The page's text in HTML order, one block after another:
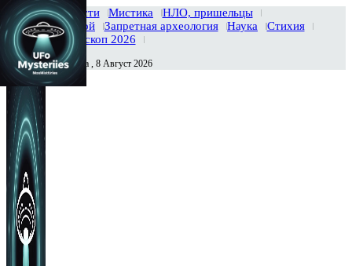
Главная Новости Мистика
НЛО, пришельцы
Тайны вселенной
Запретная археология Наука
Стихия
История
Гороскоп 2026
Сегодня Суббота , 8 Август 2026